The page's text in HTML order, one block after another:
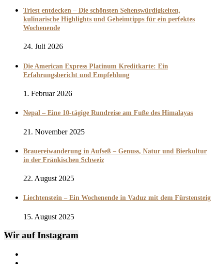
Triest entdecken – Die schönsten Sehenswürdigkeiten,
kulinarische Highlights und Geheimtipps für ein perfektes
Wochenende
24. Juli 2026
Die American Express Platinum Kreditkarte: Ein
Erfahrungsbericht und Empfehlung
1. Februar 2026
Nepal – Eine 10-tägige Rundreise am Fuße des Himalayas
21. November 2025
Brauereiwanderung in Aufseß – Genuss, Natur und Bierkultur
in der Fränkischen Schweiz
22. August 2025
Liechtenstein – Ein Wochenende in Vaduz mit dem Fürstensteig
15. August 2025
Wir auf Instagram